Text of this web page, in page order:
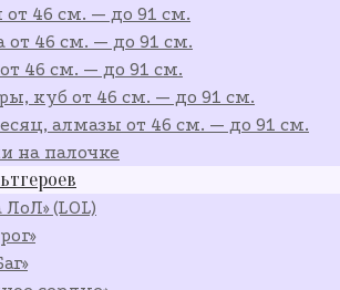
от 46 см. — до 91 см.
от 46 см. — до 91 см.
46 см. — до 91 см.
куб от 46 см. — до 91 см.
алмазы от 46 см. — до 91 см.
на палочке
(LOL)